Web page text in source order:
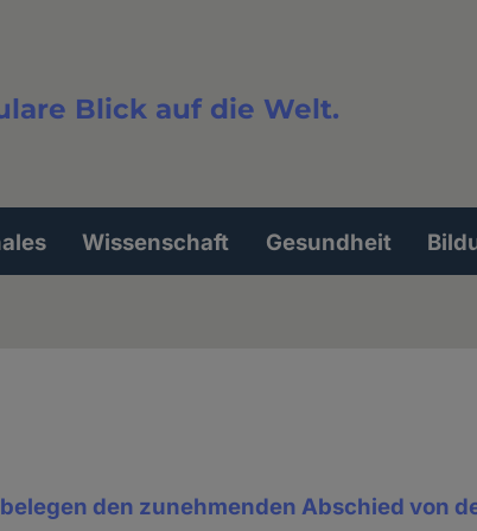
Blick auf die Welt.
Wissenschaft Gesundheit
den zunehmenden Abschied von